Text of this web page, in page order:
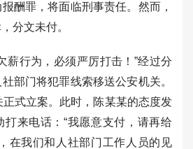
酬罪，将面临刑事责任。然而，
分文未付。
行为，必须严厉打击！”经过分
部门将犯罪线索移送公安机关。
式立案。此时，陈某某的态度发
打来电话：“我愿意支付，请再给
在我们和人社部门工作人员的见